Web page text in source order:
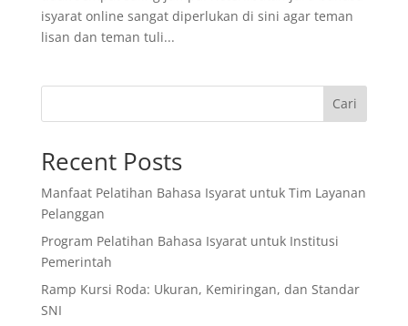
isyarat online sangat diperlukan di sini agar teman
lisan dan teman tuli...
Cari
Recent Posts
Manfaat Pelatihan Bahasa Isyarat untuk Tim Layanan
Pelanggan
Program Pelatihan Bahasa Isyarat untuk Institusi
Pemerintah
Ramp Kursi Roda: Ukuran, Kemiringan, dan Standar
SNI